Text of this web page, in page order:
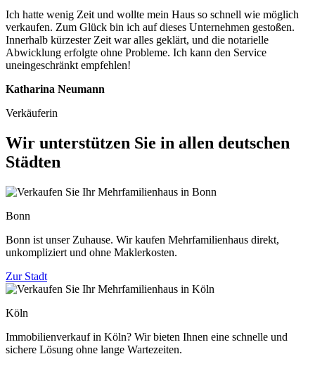
Ich hatte wenig Zeit und wollte mein Haus so schnell wie möglich
verkaufen. Zum Glück bin ich auf dieses Unternehmen gestoßen.
Innerhalb kürzester Zeit war alles geklärt, und die notarielle
Abwicklung erfolgte ohne Probleme. Ich kann den Service
uneingeschränkt empfehlen!
Katharina Neumann
Verkäuferin
Wir unterstützen Sie in allen deutschen
Städten
Bonn
Bonn ist unser Zuhause. Wir kaufen Mehrfamilienhaus direkt,
unkompliziert und ohne Maklerkosten.
Zur Stadt
Köln
Immobilienverkauf in Köln? Wir bieten Ihnen eine schnelle und
sichere Lösung ohne lange Wartezeiten.